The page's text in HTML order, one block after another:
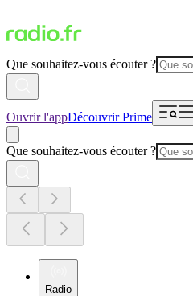
Que souhaitez-vous écouter ?
Ouvrir l'appDécouvrir Prime
Que souhaitez-vous écouter ?
Radio